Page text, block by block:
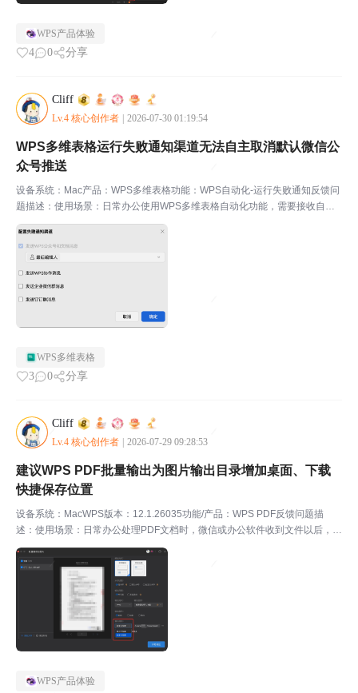
WPS产品体验
4 0 分享
Cliff
Lv.4 核心创作者 2026-07-30 01:19:54
WPS多维表格运行失败通知渠道无法自主取消默认微信公
众号推送
设备系统：Mac产品：WPS多维表格功能：WPS自动化-运行失败通知反馈问
题描述：使用场景：日常办公使用WPS多维表格自动化功能，需要接收自动
化流程运行失败的通知，同时希望区分工作与私人消息，避免休息时间被工作
WPS多维表格
3 0 分享
Cliff
Lv.4 核心创作者 2026-07-29 09:28:53
建议WPS PDF批量输出为图片输出目录增加桌面、下载
快捷保存位置
设备系统：MacWPS版本：12.1.26035功能/产品：WPS PDF反馈问题描
述：使用场景：日常办公处理PDF文档时，微信或办公软件收到文件以后，经
常需要把多页PDF批量导出成图片，上传业务系统、分享图片版资料等操作，
导出的图片大多需要快速放到“桌面...
WPS产品体验